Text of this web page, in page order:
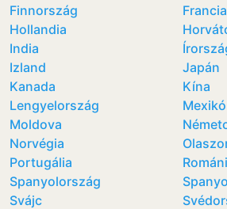
Finnország
Hollandia
India
Izland
Japán
Kanada
Kína
Lengyelország
Mexikó
Moldova
Norvégia
Portugália
Spanyolország
Svájc